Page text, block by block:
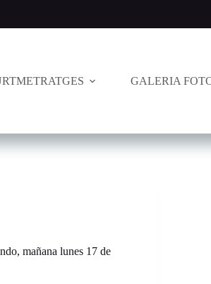
GALERIA
mañana lunes 17 de